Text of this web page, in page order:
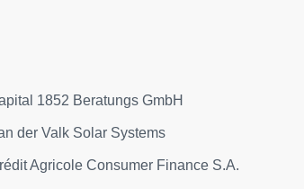
1852 Beratungs GmbH
der Valk Solar Systems
Agricole Consumer Finance S.A.